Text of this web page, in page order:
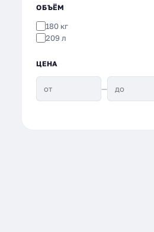
ОБЪЁМ
180 кг
209 л
ЦЕНА
—